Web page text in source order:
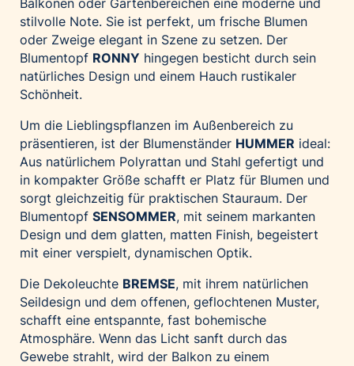
REXEL Austria
Starbucks
Superbrands Austria
Tante Fanny
Vollpension
win2day
Wolt
woom bikes
Kontakt
Balkonen oder Gartenbereichen eine moderne und
stilvolle Note. Sie ist perfekt, um frische Blumen
oder Zweige elegant in Szene zu setzen. Der
Blumentopf RONNY hingegen besticht durch sein
natürliches Design und einem Hauch rustikaler
Schönheit.
Um die Lieblingspflanzen im Außenbereich zu
präsentieren, ist der Blumenständer HUMMER ideal:
Aus natürlichem Polyrattan und Stahl gefertigt und
in kompakter Größe schafft er Platz für Blumen und
sorgt gleichzeitig für praktischen Stauraum. Der
Blumentopf SENSOMMER, mit seinem markanten
Design und dem glatten, matten Finish, begeistert
mit einer verspielt, dynamischen Optik.
Die Dekoleuchte BREMSE, mit ihrem natürlichen
Seildesign und dem offenen, geflochtenen Muster,
schafft eine entspannte, fast bohemische
Atmosphäre. Wenn das Licht sanft durch das
Gewebe strahlt, wird der Balkon zu einem